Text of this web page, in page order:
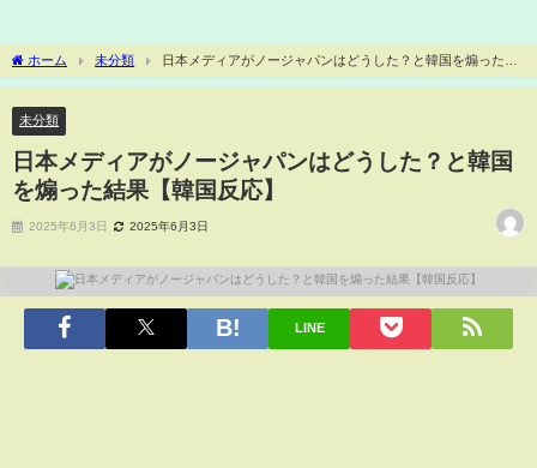
ホーム 未分類
日本メディアがノージャパンはどうした？と韓国を煽った結
果【韓国反応】
未分類
日本メディアがノージャパンはどうした？と韓国
を煽った結果【韓国反応】
2025年6月3日 2025年6月3日
LINE